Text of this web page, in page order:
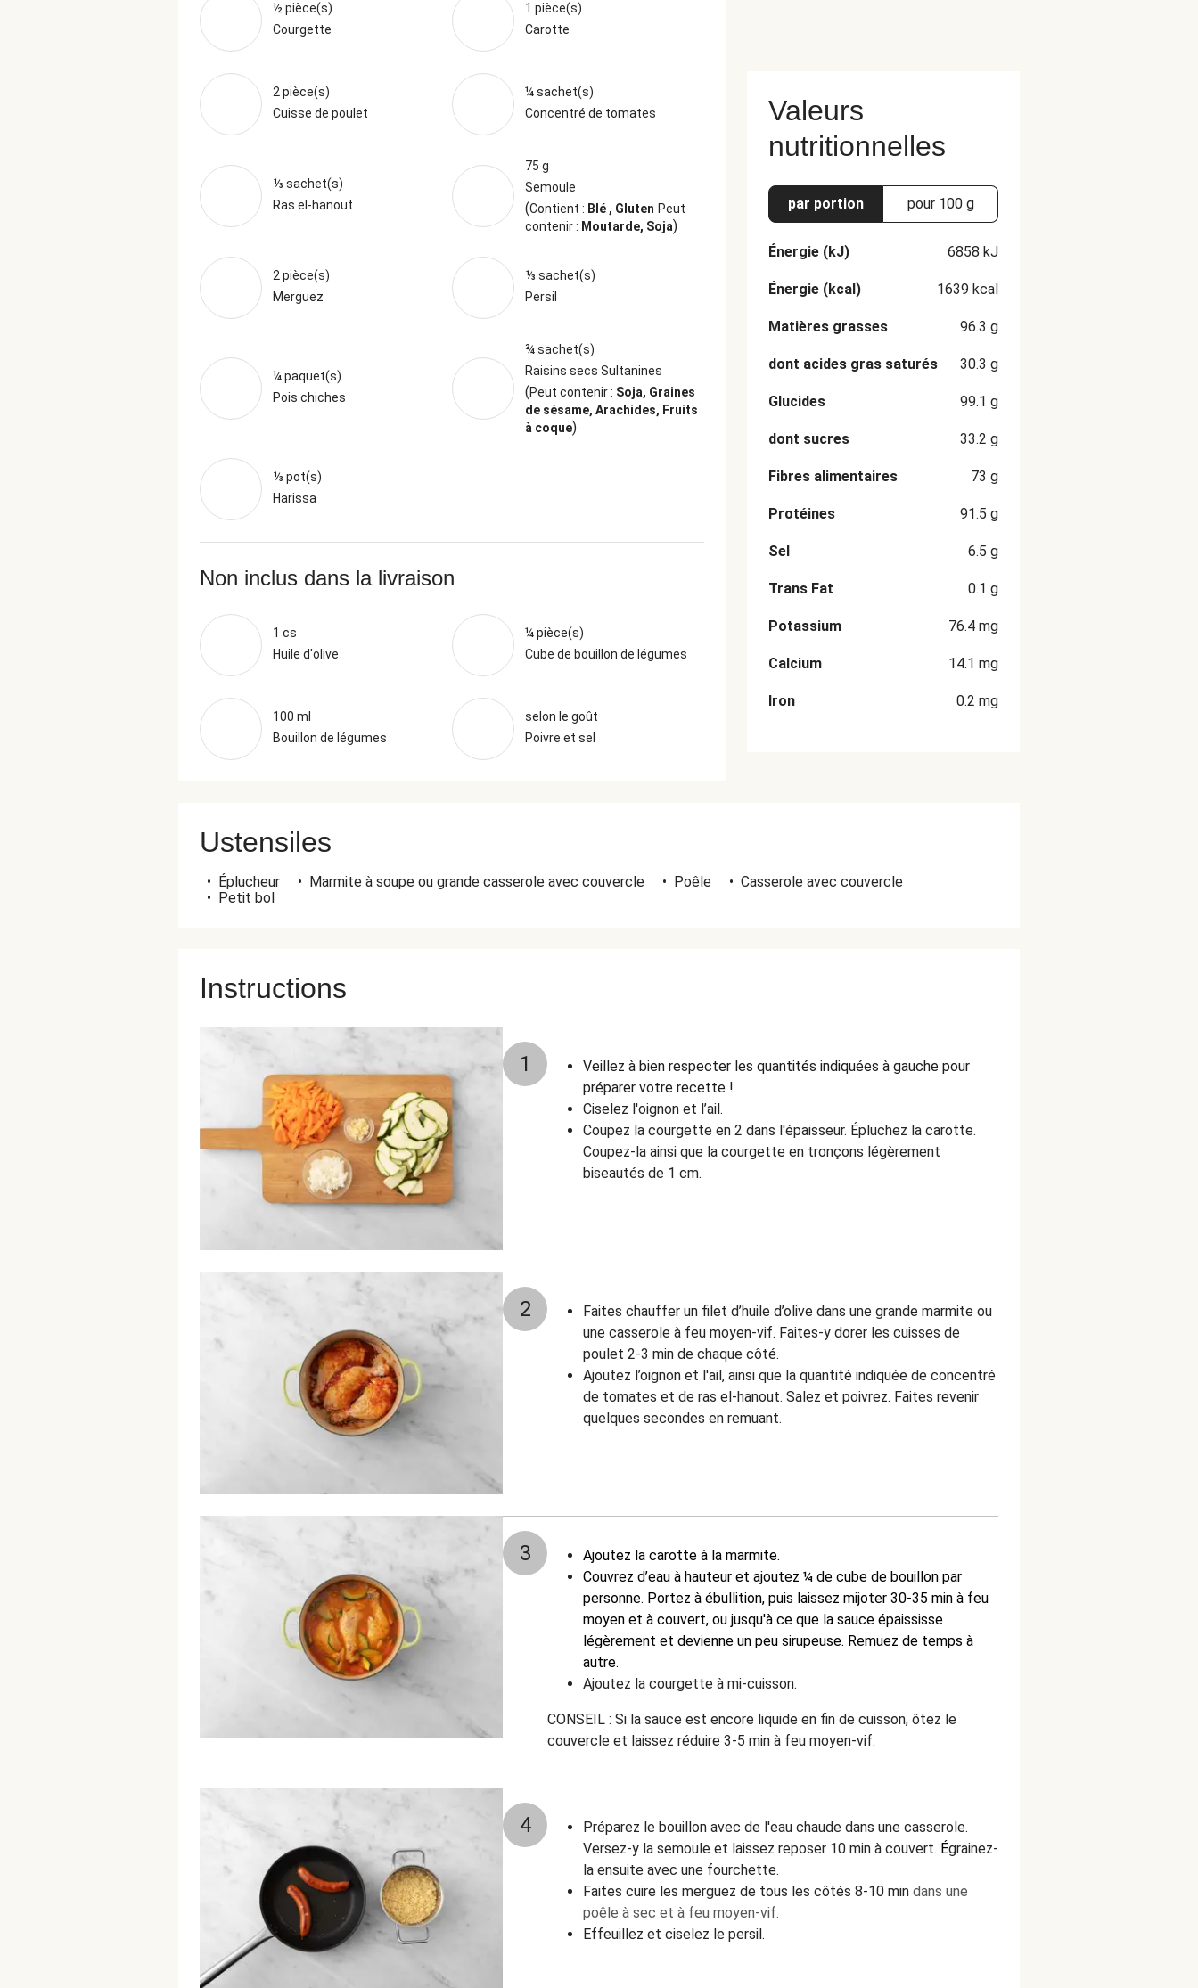
½ pièce(s)
Courgette
1 pièce(s)
Carotte
2 pièce(s)
Cuisse de poulet
¼ sachet(s)
Concentré de tomates
⅓ sachet(s)
Ras el-hanout
75 g
Semoule
(Contient : Blé , Gluten Peut
contenir : Moutarde, Soja)
2 pièce(s)
Merguez
⅓ sachet(s)
Persil
¼ paquet(s)
Pois chiches
¾ sachet(s)
Raisins secs Sultanines
(Peut contenir : Soja, Graines
de sésame, Arachides, Fruits
à coque)
⅓ pot(s)
Harissa
Non inclus dans la livraison
1 cs
Huile d'olive
¼ pièce(s)
Cube de bouillon de légumes
100 ml
Bouillon de légumes
selon le goût
Poivre et sel
Valeurs
nutritionnelles
par portion pour 100 g
Énergie (kJ) 6858 kJ
Énergie (kcal) 1639 kcal
Matières grasses 96.3 g
dont acides gras saturés 30.3 g
Glucides 99.1 g
dont sucres 33.2 g
Fibres alimentaires 73 g
Protéines 91.5 g
Sel 6.5 g
Trans Fat 0.1 g
Potassium 76.4 mg
Calcium 14.1 mg
Iron 0.2 mg
Ustensiles
• Éplucheur • Marmite à soupe ou grande casserole avec couvercle • Poêle • Casserole avec couvercle
• Petit bol
Instructions
1
Veillez à bien respecter les quantités indiquées à gauche pour
préparer votre recette !
Ciselez l'oignon et l’ail.
Coupez la courgette en 2 dans l'épaisseur. Épluchez la carotte.
Coupez-la ainsi que la courgette en tronçons légèrement
biseautés de 1 cm.
2
Faites chauffer un filet d’huile d’olive dans une grande marmite ou
une casserole à feu moyen-vif. Faites-y dorer les cuisses de
poulet 2-3 min de chaque côté.
Ajoutez l’oignon et l'ail, ainsi que la quantité indiquée de concentré
de tomates et de ras el-hanout. Salez et poivrez. Faites revenir
quelques secondes en remuant.
3
Ajoutez la carotte à la marmite.
Couvrez d’eau à hauteur et ajoutez ¼ de cube de bouillon par
personne. Portez à ébullition, puis laissez mijoter 30-35 min à feu
moyen et à couvert, ou jusqu'à ce que la sauce épaississe
légèrement et devienne un peu sirupeuse. Remuez de temps à
autre.
Ajoutez la courgette à mi-cuisson.
CONSEIL : Si la sauce est encore liquide en fin de cuisson, ôtez le
couvercle et laissez réduire 3-5 min à feu moyen-vif.
4
Préparez le bouillon avec de l'eau chaude dans une casserole.
Versez-y la semoule et laissez reposer 10 min à couvert. Égrainez-
la ensuite avec une fourchette.
Faites cuire les merguez de tous les côtés 8-10 min dans une
poêle à sec et à feu moyen-vif.
Effeuillez et ciselez le persil.